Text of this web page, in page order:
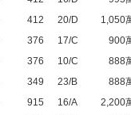
412 20/D
1,050
376 17/C
900
376 10/C
888
349 23/B
888
915 16/A
2,200